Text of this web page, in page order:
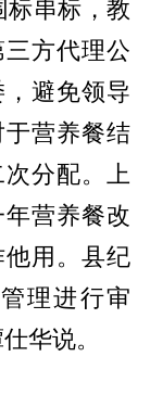
标串标，教
方代理公
避免领导
营养餐结
分配。上
营养餐改
用。县纪
理进行审
华说。